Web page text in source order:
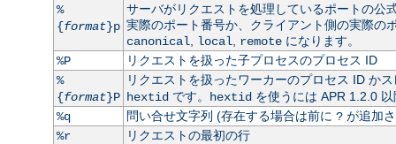
%
{format}p
サーバがリクエストを処理しているポートの公
実際のポート番号か、クライアント側の実際の
canonical local remoteになります。
%P
リクエストを扱った子プロセスのプロセス ID
%
{format}P
リクエストを扱ったワーカーのプロセス ID か
hextidです。 hextidを使うには APR 1.2.0 以
%q
問い合せ文字列 (存在する場合は前に ?が追加
%r
リクエストの最初の行